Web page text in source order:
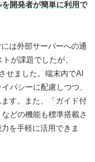
開発者が簡単に利用で
は外部サーバーへの通
が課題でしたが、
せました。端末内でAI
バシーに配慮しつつ、
す。また、「ガイド付
どの機能も標準搭載さ
を手軽に活用できま